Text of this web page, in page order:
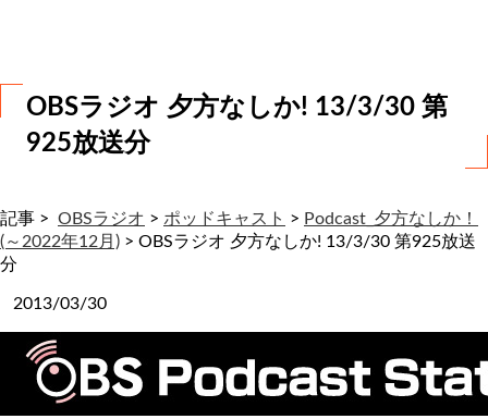
OBSラジオ 夕方なしか! 13/3/30 第
925放送分
記事 > OBSラジオ > ポッドキャスト > Podcast_夕方なしか！
(～2022年12月) > OBSラジオ 夕方なしか! 13/3/30 第925放送
分
2013/03/30